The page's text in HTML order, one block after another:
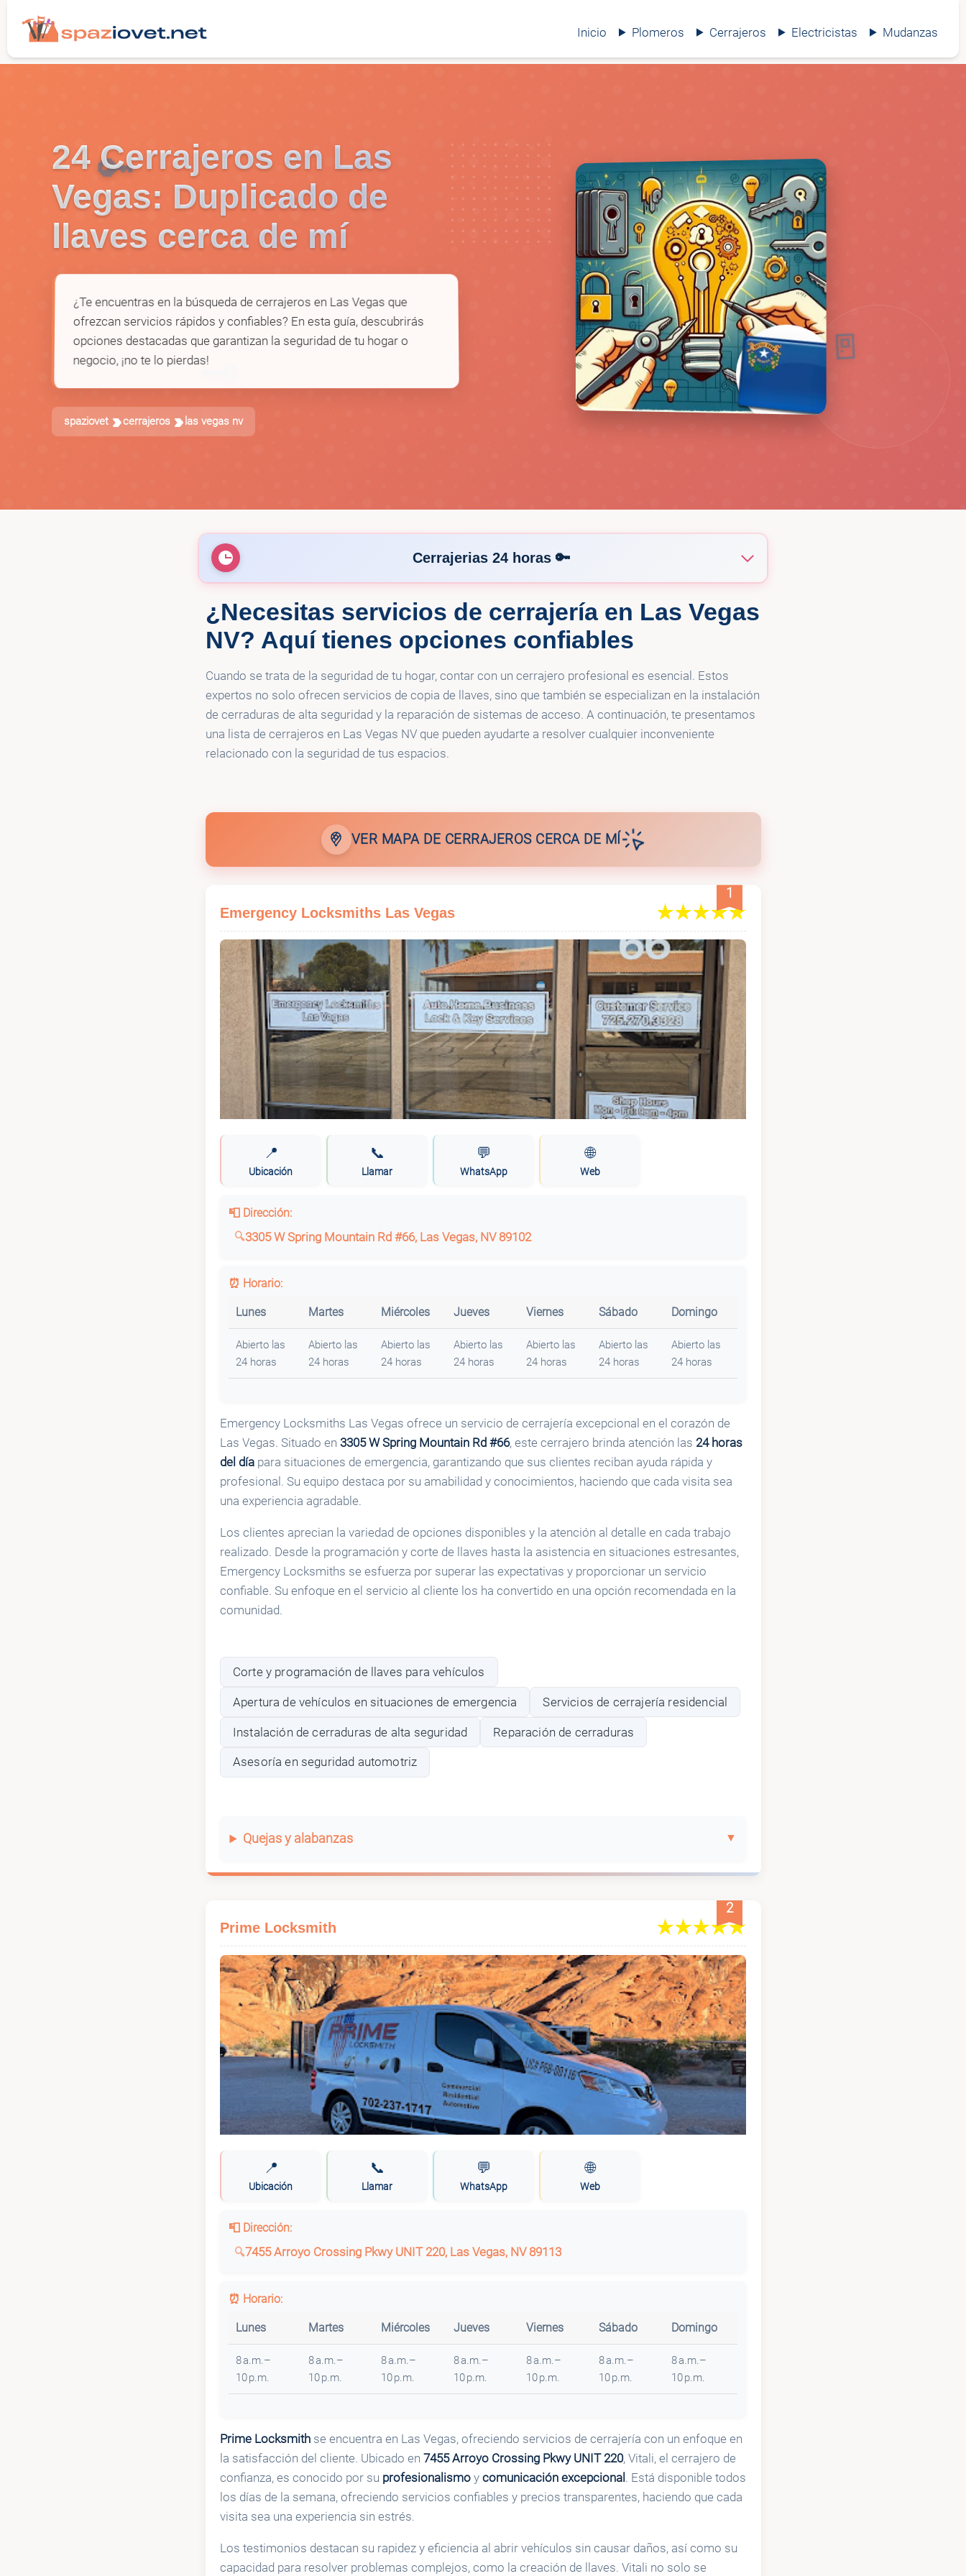
Inicio Plomeros Cerrajeros Electricistas Mudanzas
🔑
🔒
🗝️
🚪
🛡️
24 Cerrajeros en Las
Vegas: Duplicado de
llaves cerca de mí
¿Te encuentras en la búsqueda de cerrajeros en Las Vegas que
ofrezcan servicios rápidos y confiables? En esta guía, descubrirás
opciones destacadas que garantizan la seguridad de tu hogar o
negocio, ¡no te lo pierdas!
spaziovet cerrajeros las vegas nv
Cerrajerias 24 horas 🔑
🔑 Emergency Locksmiths Las Vegas 🔑 Fixed Rate Locksmith
🔑 Unlock-it Locksmith Las Vegas 🔑 Safety Locksmith Las Vegas
🔑 Silverstate Locksmith Ltd
Anytime Locksmith
🔑 Easy Lock - Las Vegas NV
¿Necesitas servicios de cerrajería en Las Vegas
NV? Aquí tienes opciones confiables
Cuando se trata de la seguridad de tu hogar, contar con un cerrajero profesional es esencial. Estos
expertos no solo ofrecen servicios de copia de llaves, sino que también se especializan en la instalación
de cerraduras de alta seguridad y la reparación de sistemas de acceso. A continuación, te presentamos
una lista de cerrajeros en Las Vegas NV que pueden ayudarte a resolver cualquier inconveniente
relacionado con la seguridad de tus espacios.
VER MAPA DE CERRAJEROS CERCA DE MÍ
1
Emergency Locksmiths Las Vegas
📍
Ubicación
📞
Llamar
💬
WhatsApp
🌐
Web
📮 Dirección:
3305 W Spring Mountain Rd #66, Las Vegas, NV 89102
⏰ Horario:
Lunes Martes Miércoles Jueves Viernes Sábado Domingo
Abierto las
24 horas
Abierto las
24 horas
Abierto las
24 horas
Abierto las
24 horas
Abierto las
24 horas
Abierto las
24 horas
Abierto las
24 horas
Emergency Locksmiths Las Vegas ofrece un servicio de cerrajería excepcional en el corazón de
Las Vegas. Situado en 3305 W Spring Mountain Rd #66, este cerrajero brinda atención las 24 horas
del díapara situaciones de emergencia, garantizando que sus clientes reciban ayuda rápida y
profesional. Su equipo destaca por su amabilidad y conocimientos, haciendo que cada visita sea
una experiencia agradable.
Los clientes aprecian la variedad de opciones disponibles y la atención al detalle en cada trabajo
realizado. Desde la programación y corte de llaves hasta la asistencia en situaciones estresantes,
Emergency Locksmiths se esfuerza por superar las expectativas y proporcionar un servicio
confiable. Su enfoque en el servicio al cliente los ha convertido en una opción recomendada en la
comunidad.
Corte y programación de llaves para vehículos
Apertura de vehículos en situaciones de emergencia Servicios de cerrajería residencial
Instalación de cerraduras de alta seguridad Reparación de cerraduras
Asesoría en seguridad automotriz
Quejas y alabanzas
2
Prime Locksmith
📍
Ubicación
📞
Llamar
💬
WhatsApp
🌐
Web
📮 Dirección:
7455 Arroyo Crossing Pkwy UNIT 220, Las Vegas, NV 89113
⏰ Horario:
Lunes Martes Miércoles Jueves Viernes Sábado Domingo
8 a.m.–
10 p.m.
8 a.m.–
10 p.m.
8 a.m.–
10 p.m.
8 a.m.–
10 p.m.
8 a.m.–
10 p.m.
8 a.m.–
10 p.m.
8 a.m.–
10 p.m.
Prime Locksmithse encuentra en Las Vegas, ofreciendo servicios de cerrajería con un enfoque en
la satisfacción del cliente. Ubicado en 7455 Arroyo Crossing Pkwy UNIT 220, Vitali, el cerrajero de
confianza, es conocido por su profesionalismoy comunicación excepcional. Está disponible todos
los días de la semana, ofreciendo servicios confiables y precios transparentes, haciendo que cada
visita sea una experiencia sin estrés.
Los testimonios destacan su rapidez y eficiencia al abrir vehículos sin causar daños, así como su
capacidad para resolver problemas complejos, como la creación de llaves. Vitali no solo se